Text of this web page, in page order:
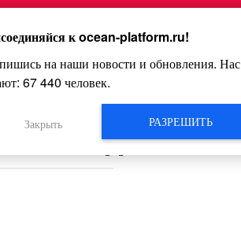
людей
кocean-platform.ru!
на наши новости и обновления. Нас
67 440 человек.
РАЗРЕШИТЬ
Закрыть